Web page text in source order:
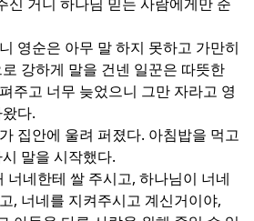
영순은 아무 말 하지 못하고 가만히
강하게 말을 건넨 일꾼은 따뜻한
주고 너무 늦었으니 그만 자라고 영
다.
집안에 울려 퍼졌다. 아침밥을 먹고
말을 시작했다.
너네한테 쌀 주시고, 하나님이 너네
, 너네를 지켜주시고 계신거이야,